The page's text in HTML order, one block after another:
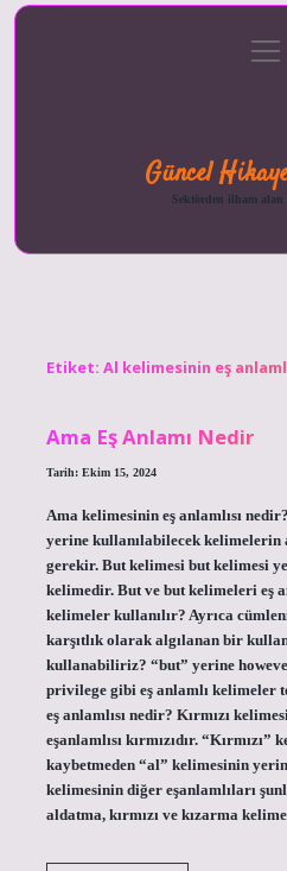
aç
Güncel
Sektörden ilham alan
Etiket: Al kelimesinin eş
Ama Eş Anlamı Nedir
Tarih: Ekim 15, 2024
Ama kelimesinin eş anlamlısı
yerine kullanılabilecek kelimelerin
gerekir. But kelimesi but kelimesi
kelimedir. But ve but kelimeleri eş
kelimeler kullanılır? Ayrıca
karşıtlık olarak algılanan bir
kullanabiliriz? “but” yerine
privilege gibi eş anlamlı kelimeler
eş anlamlısı nedir? Kırmızı
eşanlamlısı kırmızıdır.
kaybetmeden “al” kelimesinin
kelimesinin diğer eşanlamlıları
aldatma, kırmızı ve kızarma